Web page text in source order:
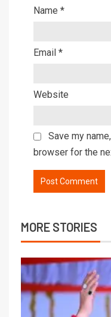
Name *
Email *
Website
Save my
browser for the
MORE STORIES